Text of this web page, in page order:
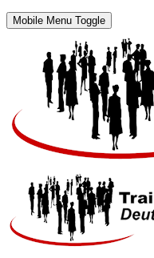
Mobile Menu Toggle